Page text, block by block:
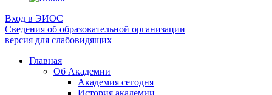
Вход в ЭИОС
Сведения об образовательной организации
версия для слабовидящих
Главная
Об Академии
Академия сегодня
История академии